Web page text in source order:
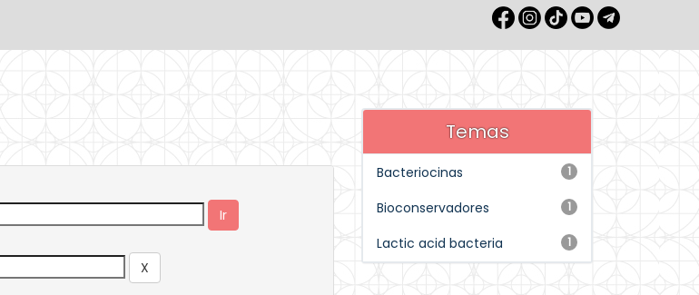
Temas
1
Bacteriocinas
1
Bioconservadores
1
Lactic acid bacteria